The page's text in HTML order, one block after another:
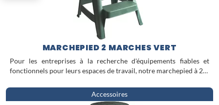
MARCHEPIED 2 MARCHES VERT
Pour les entreprises à la recherche d'équipements fiables et
fonctionnels pour leurs espaces de travail, notre marchepied à 2…
Accessoires